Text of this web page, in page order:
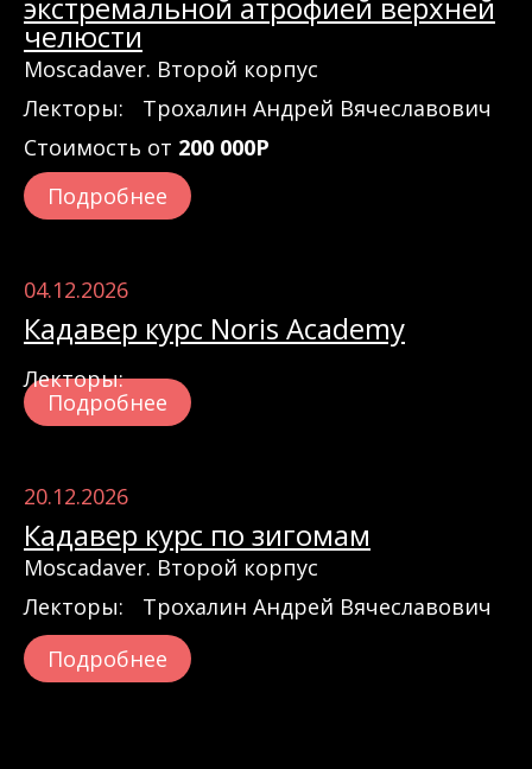
челюсти
Moscadaver. Второй корпус
Лекторы:
Трохалин Андрей Вячеславович
Стоимость от 200 000Р
Подробнее
04.12.2026
Кадавер курс Noris Academy
Лекторы:
Подробнее
20.12.2026
Кадавер курс по зигомам
Moscadaver. Второй корпус
Лекторы:
Трохалин Андрей Вячеславович
Подробнее